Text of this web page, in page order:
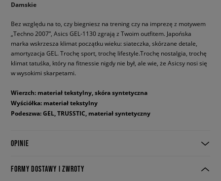
Damskie
Bez względu na to, czy biegniesz na trening czy na imprezę z motywem
„Techno 2007”, Asics GEL-1130 zgrają z Twoim outfitem. Japońska
marka wskrzesza klimat początku wieku: siateczka, skórzane detale,
amortyzacja GEL. Trochę sport, trochę lifestyle.Trochę nostalgia, trochę
klimat tatuśka, który na fitnessie nigdy nie był, ale wie, że Asicsy nosi się
w wysokimi skarpetami.
Wierzch: materiał tekstylny, skóra syntetyczna
Wyściółka: materiał tekstylny
Podeszwa: GEL, TRUSSTIC, materiał syntetyczny
OPINIE
FORMY DOSTAWY I ZWROTY